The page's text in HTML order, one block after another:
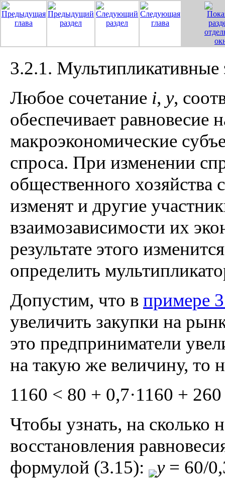
3.2.1.
Любое сочетание i, y,
обеспечивает равновесие
макроэкономические
спроса. При изменении
общественного хозяйства
изменят и другие
взаимозависимости их
результате этого
определить
Допустим, что в примере
увеличить закупки на
это предприниматели
на такую же величину, то
1160 < 80 + 0,7·1160 +
Чтобы узнать, на сколько
восстановления
формулой (3.15):
y= 60/